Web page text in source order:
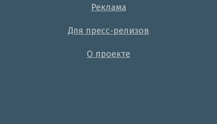
Реклама
Для пресс-релизов
О проекте